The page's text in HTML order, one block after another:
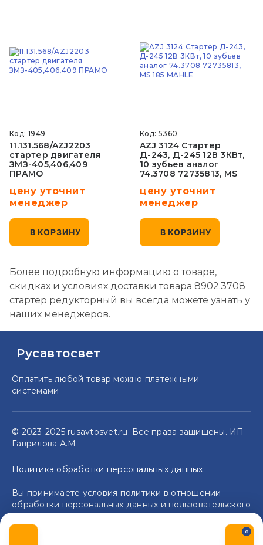
Код: 1949
11.131.568/AZJ2203
стартер двигателя
ЗМЗ-405,406,409
ПРАМО
цену уточнит
менеджер
В КОРЗИНУ
Код: 5360
AZJ 3124 Стартер
Д-243, Д-245 12В 3КВт,
10 зубьев аналог
74.3708 72735813, MS
Гродн
цену уточнит
менеджер
В КОРЗИНУ
Более подробную информацию о товаре,
скидках и условиях доставки товара 8902.3708
стартер редукторный вы всегда можете узнать у
наших менеджеров.
Русавтосвет
Оплатить любой товар можно платежными
системами
© 2023-2025 rusavtosvet.ru. Все права защищены. ИП
Гаврилова А.М
Политика обработки персональных данных
Вы принимаете условия политики в отношении
обработки персональных данных и пользовательского
соглашения каждый раз, когда оставляете свои
данные в любой форме обратной связи на сайте
0